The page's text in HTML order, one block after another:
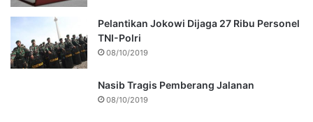
Pelantikan Jokowi Dijaga 27 Ribu Personel
TNI-Polri
08/10/2019
Nasib Tragis Pemberang Jalanan
08/10/2019